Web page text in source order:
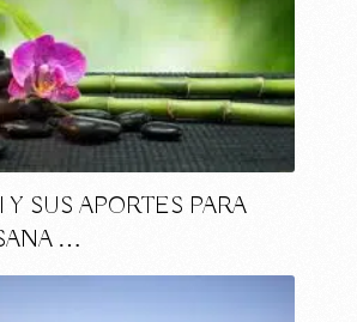
SUS APORTES PARA
…